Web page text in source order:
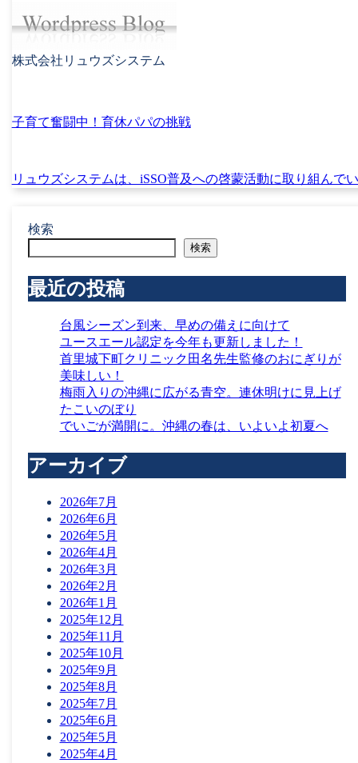
株式会社リュウズシステム
子育て奮闘中！育休パパの挑戦
リュウズシステムは、iSSO普及への啓蒙活動に取り組んで
検索
検索
最近の投稿
台風シーズン到来、早めの備えに向けて
ユースエール認定を今年も更新しました！
首里城下町クリニック田名先生監修のおにぎりが
美味しい！
梅雨入りの沖縄に広がる青空。連休明けに見上げ
たこいのぼり
でいごが満開に。沖縄の春は、いよいよ初夏へ
アーカイブ
2026年7月
2026年6月
2026年5月
2026年4月
2026年3月
2026年2月
2026年1月
2025年12月
2025年11月
2025年10月
2025年9月
2025年8月
2025年7月
2025年6月
2025年5月
2025年4月
株式会社リュウズシステム